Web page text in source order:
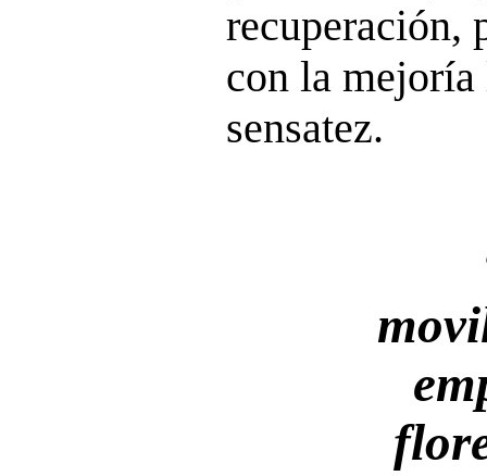
recuperación,
con la
sensatez.